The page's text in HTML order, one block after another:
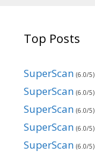
Top Posts
SuperScan (6.0/5)
SuperScan (6.0/5)
SuperScan (6.0/5)
SuperScan (6.0/5)
SuperScan (6.0/5)